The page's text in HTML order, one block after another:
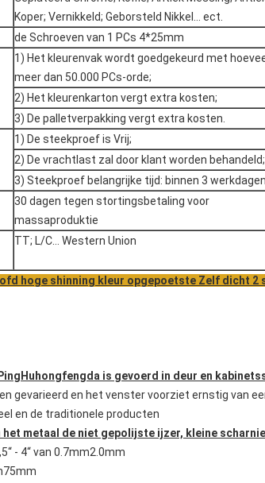
Koper; Vernikkeld; Geborsteld Nikkel… ect.
de Schroeven van 1 PCs 4*25mm
1) Het kleurenvak wordt goedgekeurd met
meer dan 50.000 PCs-orde;
2) Het kleurenkarton vergt extra kosten;
3) De palletverpakking vergt extra kosten.
1) De steekproef is Vrij;
2) De vrachtlast zal door klant worden behandeld;
3) Steekproef belangrijke tijd: binnen 3
30 dagen tegen stortingsbetaling voor
massaproduktie
TT; L/C… Western Union
hoge shinning kleur opgepoetste Zelf dicht 2
is gevoerd in deur en
gevarieerd en het venster voorziet ernstig van
en de traditionele producten
het metaal de niet gepolijste ijzer, kleine
- 4“ van 0.7mm2.0mm